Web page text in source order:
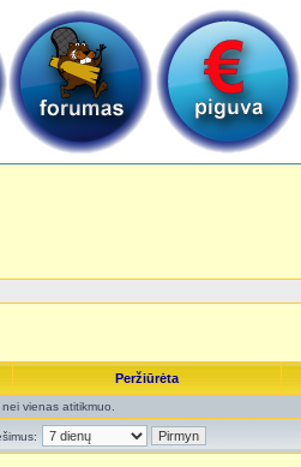
Peržiūrėta
vienas atitikmuo.